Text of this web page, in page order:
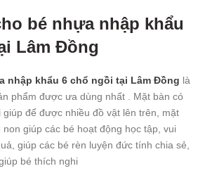
bé nhựa nhập khẩu
Lâm Đồng
nhập khẩu 6 chổ ngồi tại Lâm Đồng là
phẩm được ưa dùng nhất . Mặt bàn có
để được nhiều đồ vật lên trên, mặt
giúp các bé hoạt động học tập, vui
giúp các bé rèn luyện đức tính chia sẻ,
bé thích nghi